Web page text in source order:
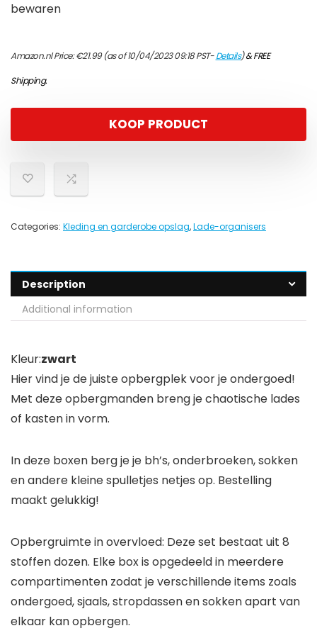
bewaren
Amazon.nl Price:€21.99(as of 10/04/2023 09:18 PST-Details)&FREE
Shipping.
KOOP PRODUCT
Categories: Kleding en garderobe opslag,Lade-organisers
Description
Additional information
Kleur:zwart
Hier vind je de juiste opbergplek voor je ondergoed!
Met deze opbergmanden breng je chaotische lades
of kasten in vorm.
In deze boxen berg je je bh’s, onderbroeken, sokken
en andere kleine spulletjes netjes op. Bestelling
maakt gelukkig!
Opbergruimte in overvloed: Deze set bestaat uit 8
stoffen dozen. Elke box is opgedeeld in meerdere
compartimenten zodat je verschillende items zoals
ondergoed, sjaals, stropdassen en sokken apart van
elkaar kan opbergen.